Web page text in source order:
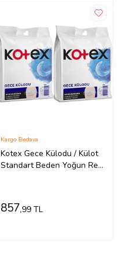
Kotex Gece Külodu / Külot
Standart Beden Yoğun ReGl
Kargo Bedava
857,99 TL